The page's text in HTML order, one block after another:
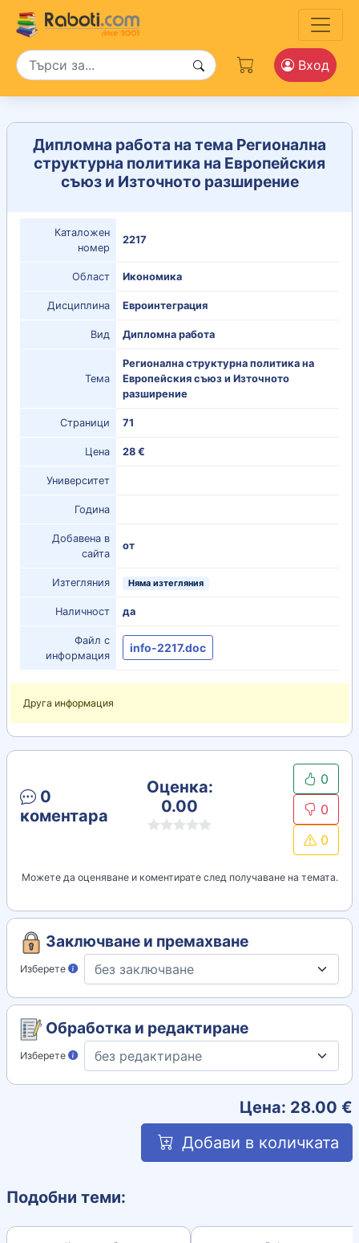
Вход
Дипломна работа на тема Регионална
структурна политика на Европейския
съюз и Източното разширение
Каталожен
номер
2217
Област Икономика
Дисциплина Евроинтеграция
Вид Дипломна работа
Тема
Регионална структурна политика на
Европейския съюз и Източното
разширение
Страници 71
Цена 28 €
Университет
Година
Добавена в
сайта
от
Изтегляния Няма изтегляния
Наличност да
Файл с
информация
info-2217.doc
Друга информация
0
коментара
Оценка:
0.00
0
0
0
Можете да оценяване и коментирате след получаване на темата.
Заключване и премахване
Изберете
Обработка и редактиране
Изберете
Цена: 28.00 €
Добави в количката
Подобни теми: